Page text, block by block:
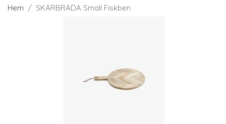
Hem SKÄRBRÄDA Small Fiskben